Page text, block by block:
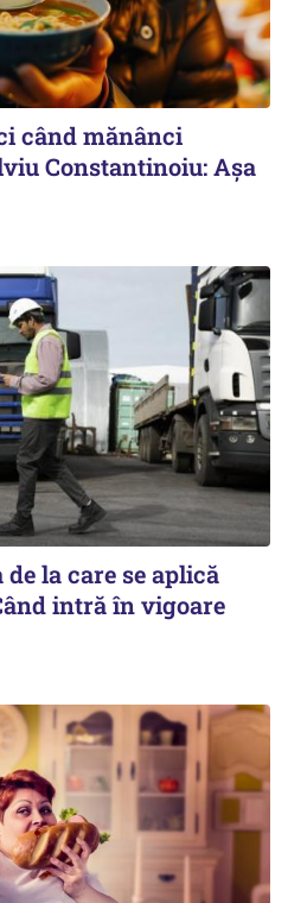
când mănânci
Constantinoiu: Așa
la care se aplică
intră în vigoare